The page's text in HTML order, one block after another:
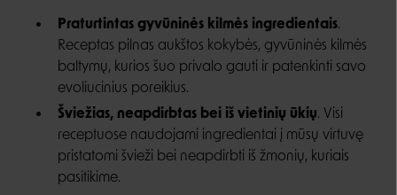
Praturtintas gyvūninės kilmės ingredientais.
Receptas pilnas aukštos kokybės, gyvūninės kilmės
baltymų, kurios šuo privalo gauti ir patenkinti savo
evoliucinius poreikius.
Šviežias, neapdirbtas bei iš vietinių ūkių. Visi
receptuose naudojami ingredientai į mūsų virtuvę
pristatomi švieži bei neapdirbti iš žmonių, kuriais
pasitikime.